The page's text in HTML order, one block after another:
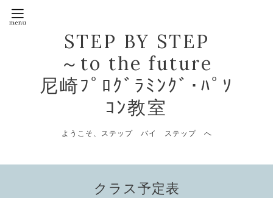
STEP BY STEP
～to the future
尼崎ﾌﾟﾛｸﾞﾗﾐﾝｸﾞ･ﾊﾟｿ
ｺﾝ教室
ようこそ、ステップ バイ ステップ へ
クラス予定表